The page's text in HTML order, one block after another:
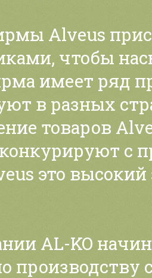
Alveus
чтобы
имеет ряд
в разных
товаров
с
это высокий
AL-KO
производству